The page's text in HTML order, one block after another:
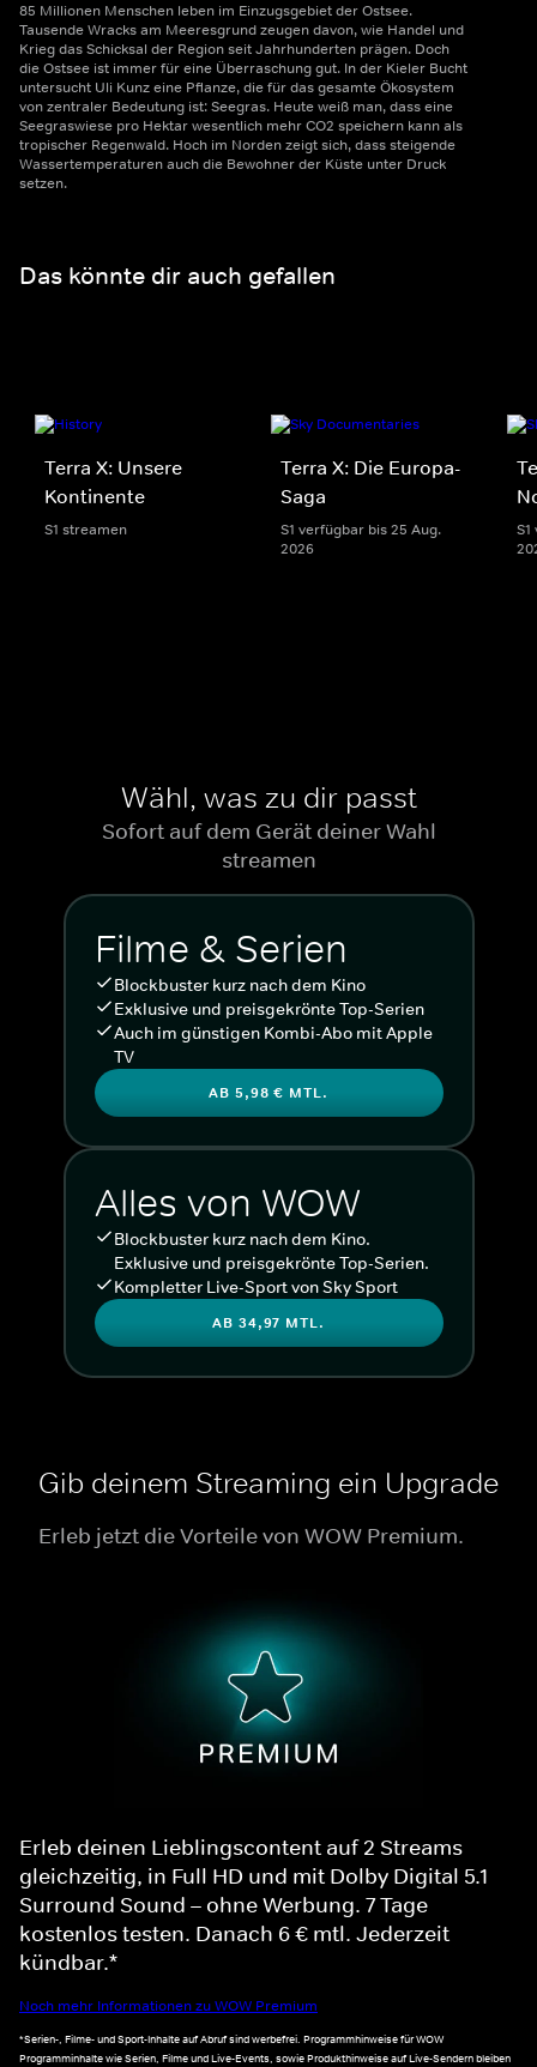
85 Millionen Menschen leben im Einzugsgebiet der Ostsee.
Tausende Wracks am Meeresgrund zeugen davon, wie Handel und
Krieg das Schicksal der Region seit Jahrhunderten prägen. Doch
die Ostsee ist immer für eine Überraschung gut. In der Kieler Bucht
untersucht Uli Kunz eine Pflanze, die für das gesamte Ökosystem
von zentraler Bedeutung ist: Seegras. Heute weiß man, dass eine
Seegraswiese pro Hektar wesentlich mehr CO2 speichern kann als
tropischer Regenwald. Hoch im Norden zeigt sich, dass steigende
Wassertemperaturen auch die Bewohner der Küste unter Druck
setzen.
Das könnte dir auch gefallen
Terra X: Unsere
Kontinente
S1 streamen
Terra X: Die Europa-
Saga
S1 verfügbar bis 25 Aug.
2026
Wähl, was zu dir passt
Sofort auf dem Gerät deiner Wahl
streamen
Filme & Serien
Blockbuster kurz nach dem Kino
Exklusive und preisgekrönte Top-Serien
Auch im günstigen Kombi-Abo mit Apple
TV
AB 5,98 € MTL.
Alles von WOW
Blockbuster kurz nach dem Kino.
Exklusive und preisgekrönte Top-Serien.
Kompletter Live-Sport von Sky Sport
AB 34,97 MTL.
Gib deinem Streaming ein Upgrade
Erleb jetzt die Vorteile von WOW Premium.
Erleb deinen Lieblingscontent auf 2 Streams
gleichzeitig, in Full HD und mit Dolby Digital 5.1
Surround Sound – ohne Werbung. 7 Tage
kostenlos testen. Danach 6 € mtl. Jederzeit
kündbar.*
Noch mehr Informationen zu WOW Premium
*Serien-, Filme- und Sport-Inhalte auf Abruf sind werbefrei. Programmhinweise für WOW
Programminhalte wie Serien, Filme und Live-Events, sowie Produkthinweise auf Live-Sendern bleiben